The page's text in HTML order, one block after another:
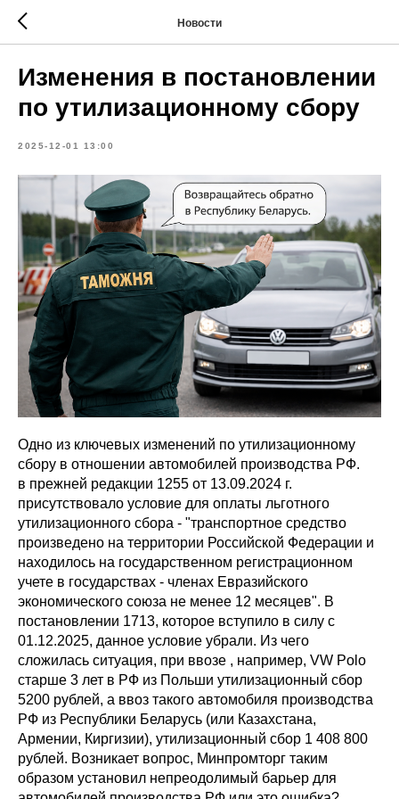
Новости
Изменения в постановлении
по утилизационному сбору
2025-12-01 13:00
Одно из ключевых изменений по утилизационному
сбору в отношении автомобилей производства РФ.
в прежней редакции 1255 от 13.09.2024 г.
присутствовало условие для оплаты льготного
утилизационного сбора - "транспортное средство
произведено на территории Российской Федерации и
находилось на государственном регистрационном
учете в государствах - членах Евразийского
экономического союза не менее 12 месяцев". В
постановлении 1713, которое вступило в силу с
01.12.2025, данное условие убрали. Из чего
сложилась ситуация, при ввозе , например, VW Polo
старше 3 лет в РФ из Польши утилизационный сбор
5200 рублей, а ввоз такого автомобиля производства
РФ из Республики Беларусь (или Казахстана,
Армении, Киргизии), утилизационный сбор 1 408 800
рублей. Возникает вопрос, Минпромторг таким
образом установил непреодолимый барьер для